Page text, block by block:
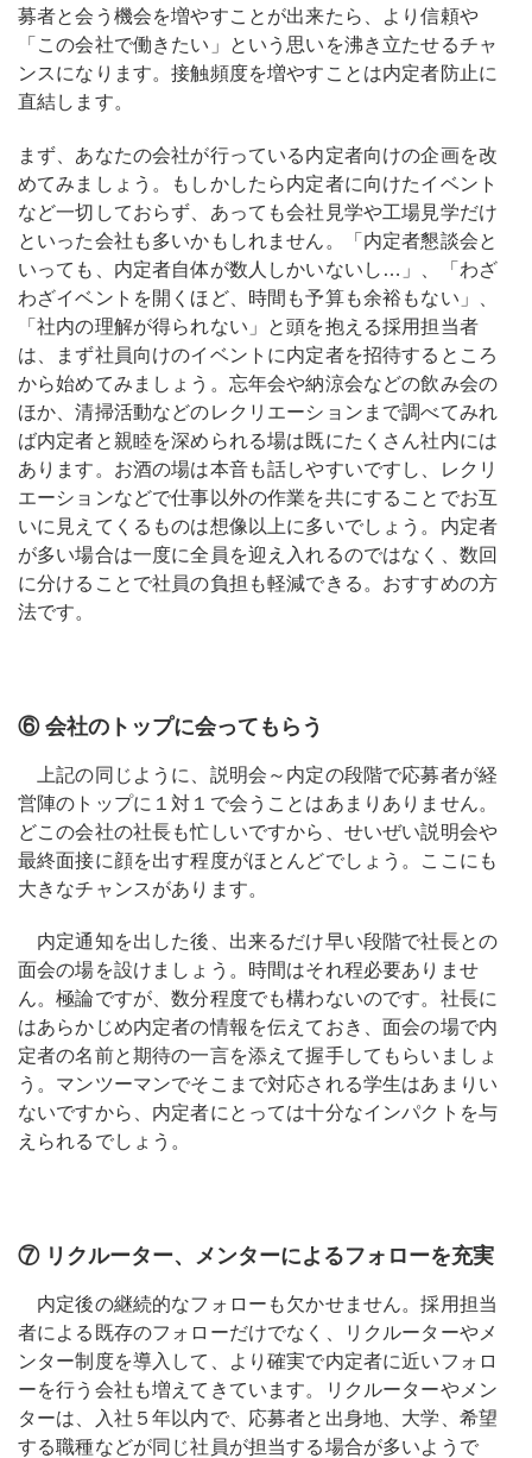
募者と会う機会を増やすことが出来たら、より信頼や
「この会社で働きたい」という思いを沸き立たせるチャ
ンスになります。接触頻度を増やすことは内定者防止に
直結します。
まず、あなたの会社が行っている内定者向けの企画を改
めてみましょう。もしかしたら内定者に向けたイベント
など一切しておらず、あっても会社見学や工場見学だけ
といった会社も多いかもしれません。「内定者懇談会と
いっても、内定者自体が数人しかいないし…」、「わざ
わざイベントを開くほど、時間も予算も余裕もない」、
「社内の理解が得られない」と頭を抱える採用担当者
は、まず社員向けのイベントに内定者を招待するところ
から始めてみましょう。忘年会や納涼会などの飲み会の
ほか、清掃活動などのレクリエーションまで調べてみれ
ば内定者と親睦を深められる場は既にたくさん社内には
あります。お酒の場は本音も話しやすいですし、レクリ
エーションなどで仕事以外の作業を共にすることでお互
いに見えてくるものは想像以上に多いでしょう。内定者
が多い場合は一度に全員を迎え入れるのではなく、数回
に分けることで社員の負担も軽減できる。おすすめの方
法です。
⑥ 会社のトップに会ってもらう
上記の同じように、説明会～内定の段階で応募者が経
営陣のトップに１対１で会うことはあまりありません。
どこの会社の社長も忙しいですから、せいぜい説明会や
最終面接に顔を出す程度がほとんどでしょう。ここにも
大きなチャンスがあります。
内定通知を出した後、出来るだけ早い段階で社長との
面会の場を設けましょう。時間はそれ程必要ありませ
ん。極論ですが、数分程度でも構わないのです。社長に
はあらかじめ内定者の情報を伝えておき、面会の場で内
定者の名前と期待の一言を添えて握手してもらいましょ
う。マンツーマンでそこまで対応される学生はあまりい
ないですから、内定者にとっては十分なインパクトを与
えられるでしょう。
⑦ リクルーター、メンターによるフォローを充実
内定後の継続的なフォローも欠かせません。採用担当
者による既存のフォローだけでなく、リクルーターやメ
ンター制度を導入して、より確実で内定者に近いフォロ
ーを行う会社も増えてきています。リクルーターやメン
ターは、入社５年以内で、応募者と出身地、大学、希望
する職種などが同じ社員が担当する場合が多いようで